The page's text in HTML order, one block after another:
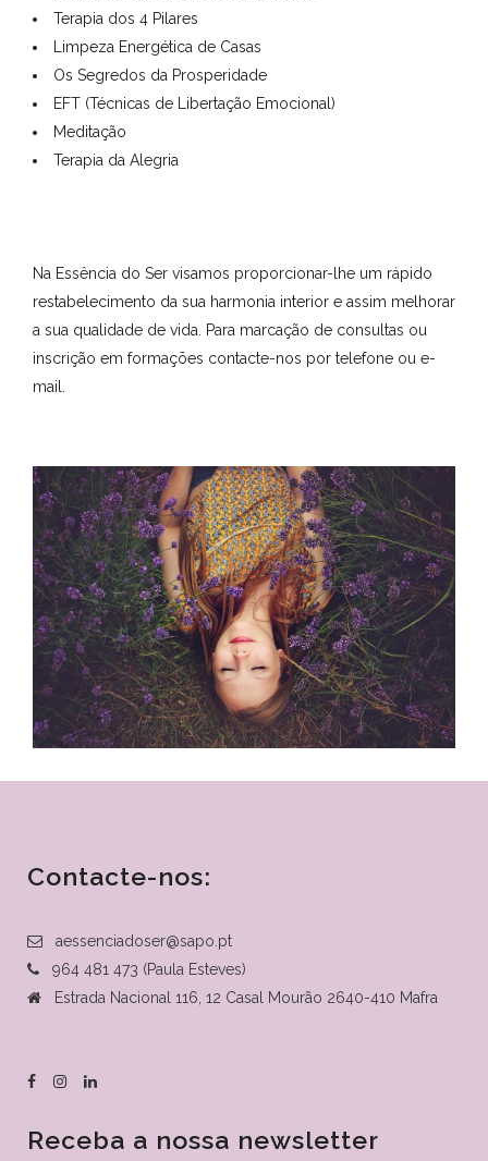
Terapia dos 4 Pilares
Limpeza Energética de Casas
Os Segredos da Prosperidade
EFT (Técnicas de Libertação Emocional)
Meditação
Terapia da Alegria
Na Essência do Ser visamos proporcionar-lhe um rápido
restabelecimento da sua harmonia interior e assim melhorar
a sua qualidade de vida. Para marcação de consultas ou
inscrição em formações contacte-nos por telefone ou e-
mail.
Contacte-nos:
aessenciadoser@sapo.pt
964 481 473 (Paula Esteves)
Estrada Nacional 116, 12 Casal Mourão 2640-410 Mafra
Receba a nossa newsletter